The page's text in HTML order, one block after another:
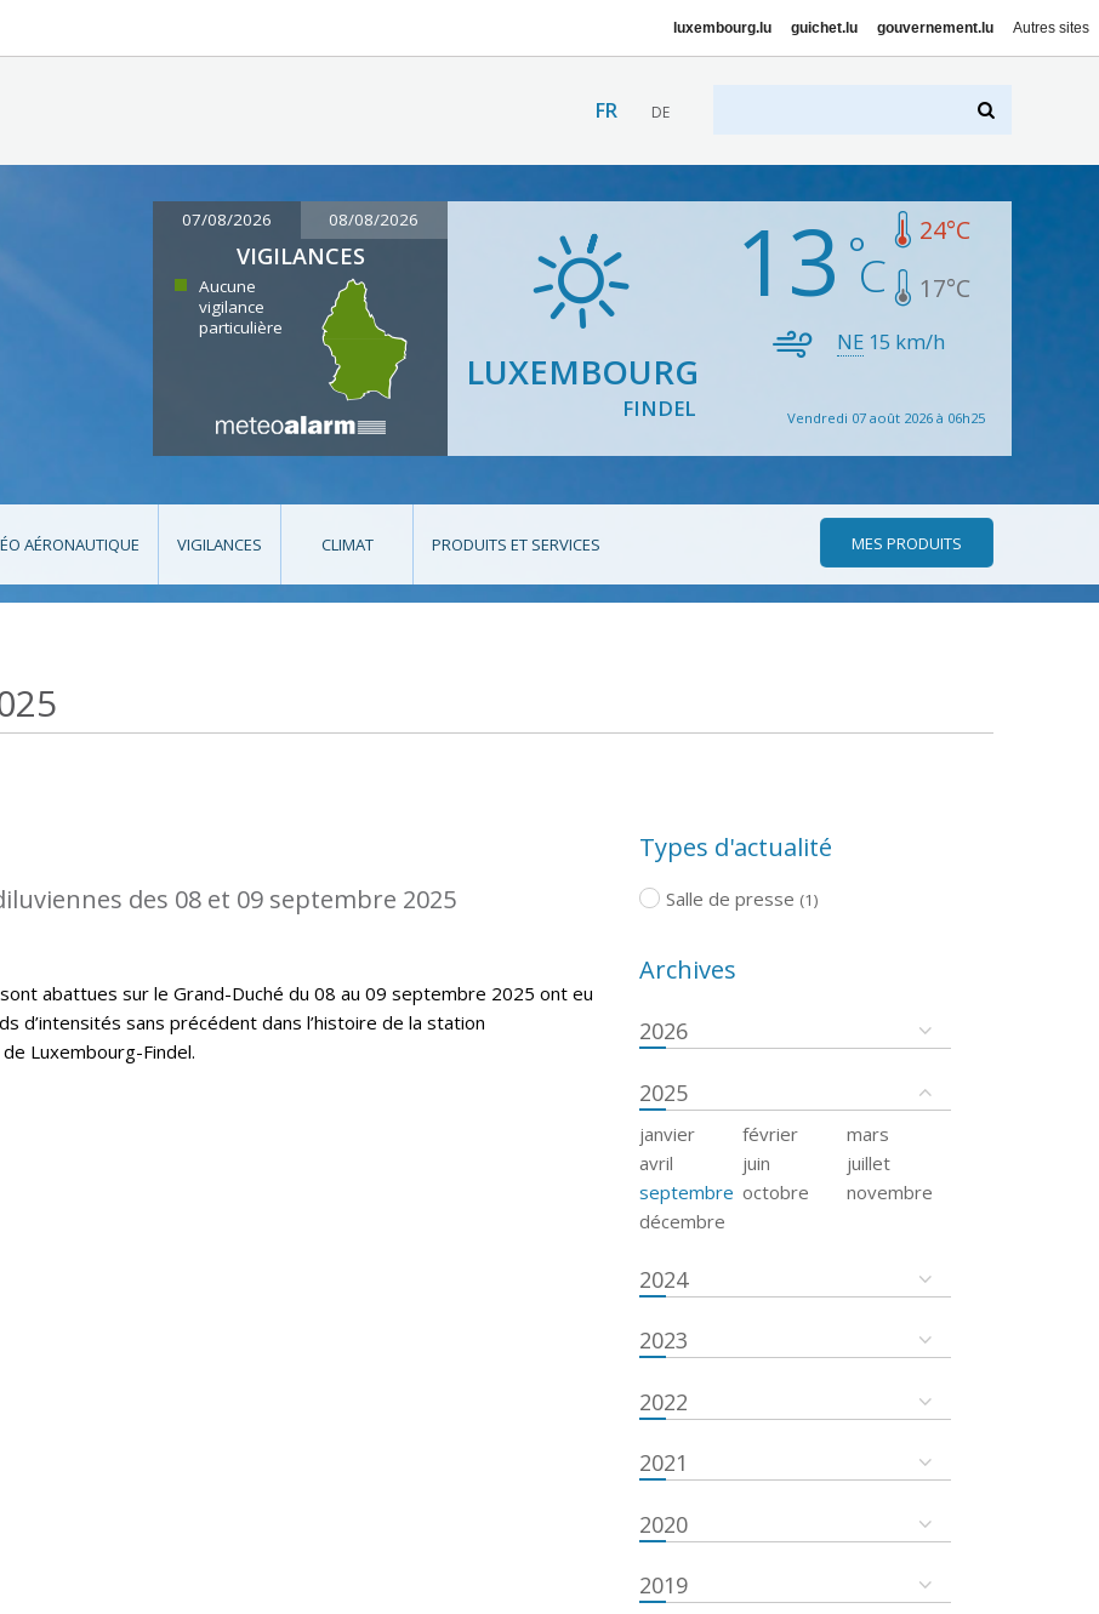
luxembourg.lu guichet.lu gouvernement.lu Autres sites
FR DE
07/08/2026 08/08/2026
VIGILANCES
Aucune
vigilance
particulière
LUXEMBOURG
FINDEL
13 24°C
17°C
NE 15 km/h
Vendredi 07 août 2026 à 06h25
AÉRONAUTIQUE VIGILANCES CLIMAT PRODUITS ET SERVICES MES PRODUITS
des 08 et 09 septembre 2025
abattues sur le Grand-Duché du 08 au 09 septembre 2025 ont eu
d’intensités sans précédent dans l’histoire de la station
Luxembourg-Findel.
Types d'actualité
Salle de presse (1)
Archives
2026
2025
janvier février
mars
avril
juin
juillet
septembre octobre
novembre
décembre
2024
2023
2022
2021
2020
2019